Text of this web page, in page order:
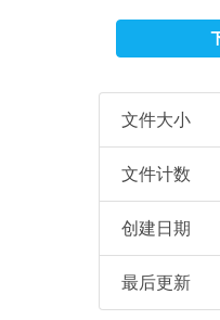
文件大小
文件计数
创建日期
最后更新